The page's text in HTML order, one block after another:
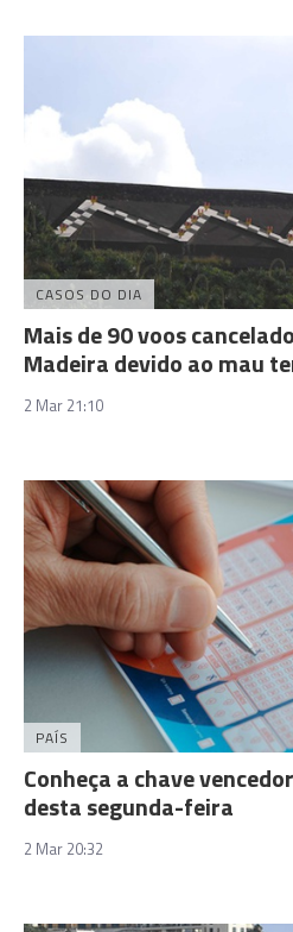
CASOS DO DIA
Mais de 90 voos
Madeira devido ao mau
2 Mar 21:10
PAÍS
Conheça a chave
desta segunda-feira
2 Mar 20:32